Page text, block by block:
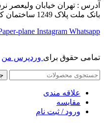
آدرس : تهران خیابان ولیعصر
بانک ملت پلاک 1249 ساختمان کشمیر طبقه سوم واحد 2
plane Instagram Whatsapp
تمامی حقوق برای وردپرس من
علاقه مندی
مقایسه
ورود / ثبت نام